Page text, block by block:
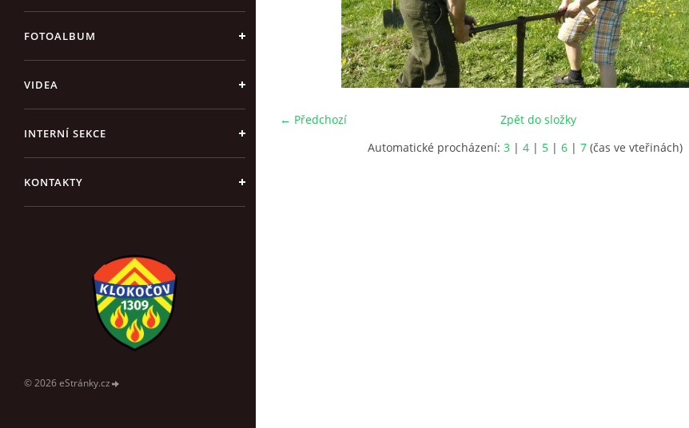
FOTOALBUM
VIDEA
INTERNÍ SEKCE
KONTAKTY
© 2026 eStránky.cz
← Předchozí
Zpět do složky
Automatické procházení: 3 | 4 | 5 | 6 | 7 (čas ve vteřinách)